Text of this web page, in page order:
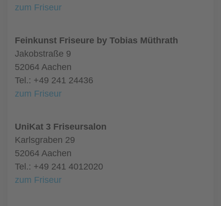
zum Friseur
Feinkunst Friseure by Tobias Müthrath
Jakobstraße 9
52064 Aachen
Tel.: +49 241 24436
zum Friseur
UniKat 3 Friseursalon
Karlsgraben 29
52064 Aachen
Tel.: +49 241 4012020
zum Friseur